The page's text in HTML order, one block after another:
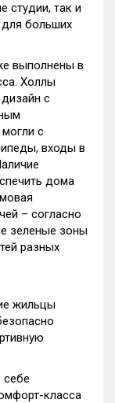
студии, так и
больших
выполнены в
Холлы
с
с
входы в
дома
– согласно
зеленые зоны
разных
жильцы
себе
класса